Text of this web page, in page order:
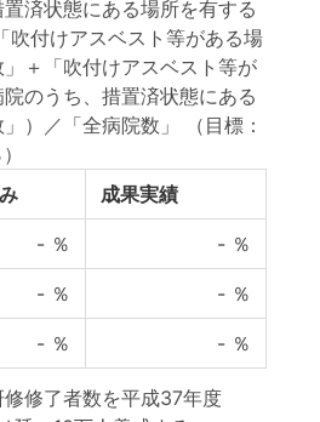
済状態にある場所を有する
吹付けアスベスト等がある場
＋「吹付けアスベスト等が
のうち、措置済状態にある
）／「全病院数」
（目標：
成果実績
- ％ - ％
- ％ - ％
- ％ - ％
修了者数を平成37年度